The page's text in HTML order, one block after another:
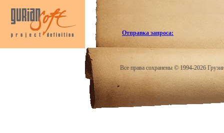
Отправка запроса:
Все права сохранены © 1994-2026